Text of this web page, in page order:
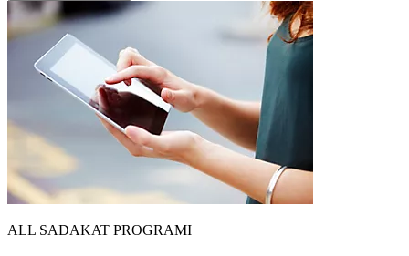
ALL SADAKAT PROGRAMI